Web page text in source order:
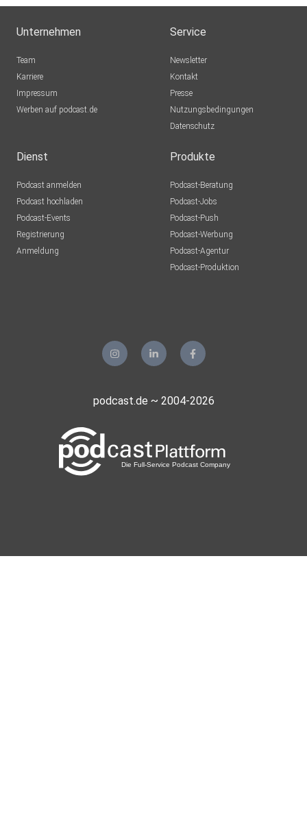
Unternehmen
Team
Karriere
Impressum
Werben auf podcast.de
Service
Newsletter
Kontakt
Presse
Nutzungsbedingungen
Datenschutz
Dienst
Podcast anmelden
Podcast hochladen
Podcast-Events
Registrierung
Anmeldung
Produkte
Podcast-Beratung
Podcast-Jobs
Podcast-Push
Podcast-Werbung
Podcast-Agentur
Podcast-Produktion
podcast.de ~ 2004-2026